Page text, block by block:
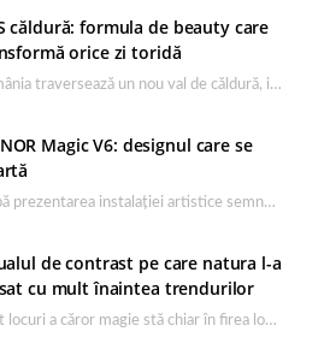
căldură: formula de beauty care
orice zi toridă
România traversează un nou val de căldură, iar rutina de îngrijire capătă un rol esențial…
Magic V6: designul care se
După prezentarea instalației artistice semnată de Catrinel Săbăciag în cadrul evenimentului de lansare HONOR Magic…
de contrast pe care natura l-a
cu mult înaintea trendurilor
Sunt locuri a căror magie stă chiar în firea lor naturală, iar Lacul Ursu din…